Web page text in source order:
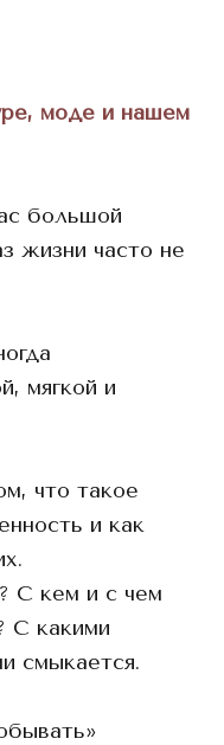
моде и нашем
большой
жизни часто не
мягкой и
что такое
и как
С кем и с чем
С какими
смыкается.